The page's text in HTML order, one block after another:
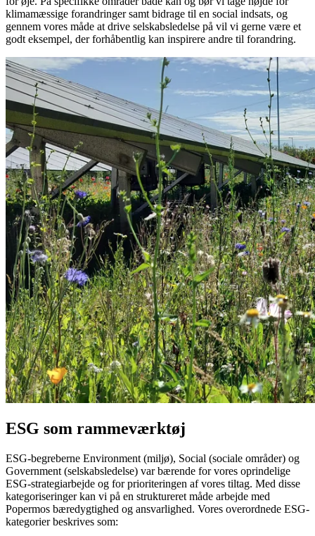
klimamæssige forandringer samt bidrage til en social indsats, og
gennem vores måde at drive selskabsledelse på vil vi gerne være et
godt eksempel, der forhåbentlig kan inspirere andre til forandring.
ESG som rammeværktøj
ESG-begreberne Environment (miljø), Social (sociale områder) og
Government (selskabsledelse) var bærende for vores oprindelige
ESG-strategiarbejde og for prioriteringen af vores tiltag. Med disse
kategoriseringer kan vi på en struktureret måde arbejde med
Popermos bæredygtighed og ansvarlighed. Vores overordnede ESG-
kategorier beskrives som: